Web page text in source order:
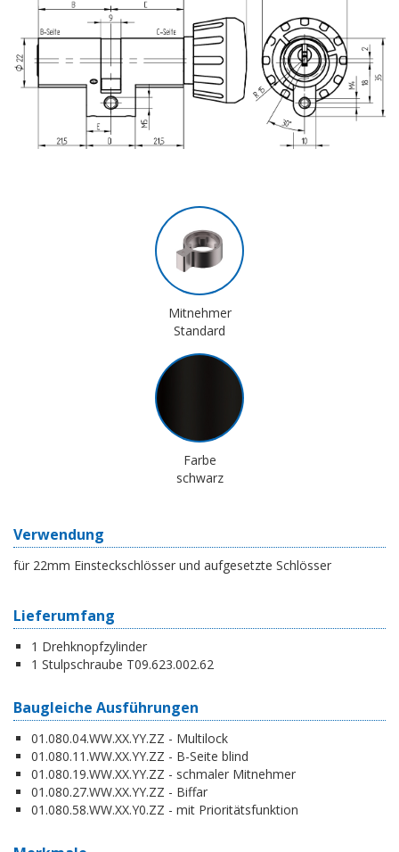
Mitnehmer
Standard
Farbe
schwarz
Verwendung
für 22mm Einsteckschlösser und aufgesetzte Schlösser
Lieferumfang
1 Drehknopfzylinder
1 Stulpschraube T09.623.002.62
Baugleiche Ausführungen
01.080.04.WW.XX.YY.ZZ - Multilock
01.080.11.WW.XX.YY.ZZ - B-Seite blind
01.080.19.WW.XX.YY.ZZ - schmaler Mitnehmer
01.080.27.WW.XX.YY.ZZ - Biffar
01.080.58.WW.XX.Y0.ZZ - mit Prioritätsfunktion